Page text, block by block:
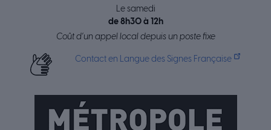
Le samedi
de 8h30 à 12h
Coût d’un appel local depuis un poste fixe
Contact en Langue des Signes Française